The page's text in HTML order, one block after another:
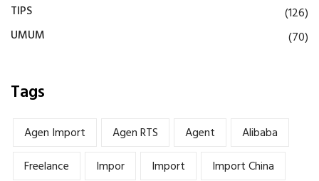
TIPS
(126)
UMUM
(70)
Tags
Agen Import Agen RTS Agent
Alibaba
Freelance
Impor Import
Import China